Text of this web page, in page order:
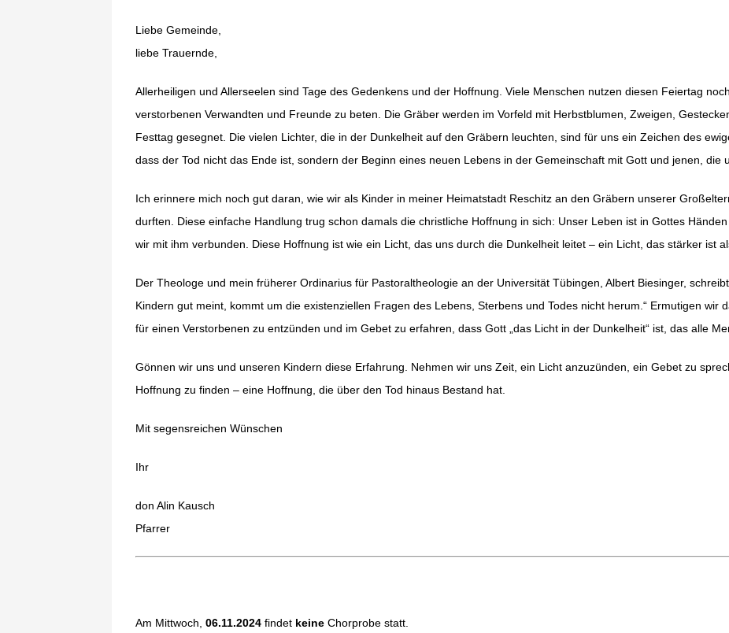
Liebe Gemeinde,
liebe Trauernde,
Allerheiligen und Allerseelen sind Tage des Gedenkens und der Hoffnung. Viele Menschen nutzen diesen Feiertag
verstorbenen Verwandten und Freunde zu beten. Die Gräber werden im Vorfeld mit Herbstblumen, Zweigen,
Festtag gesegnet. Die vielen Lichter, die in der Dunkelheit auf den Gräbern leuchten, sind für uns ein Zeichen des
dass der Tod nicht das Ende ist, sondern der Beginn eines neuen Lebens in der Gemeinschaft mit Gott und jenen, die
Ich erinnere mich noch gut daran, wie wir als Kinder in meiner Heimatstadt Reschitz an den Gräbern unserer
durften. Diese einfache Handlung trug schon damals die christliche Hoffnung in sich: Unser Leben ist in Gottes
wir mit ihm verbunden. Diese Hoffnung ist wie ein Licht, das uns durch die Dunkelheit leitet – ein Licht, das stärker ist
Der Theologe und mein früherer Ordinarius für Pastoraltheologie an der Universität Tübingen, Albert Biesinger,
Kindern gut meint, kommt um die existenziellen Fragen des Lebens, Sterbens und Todes nicht herum.“ Ermutigen wir
für einen Verstorbenen zu entzünden und im Gebet zu erfahren, dass Gott „das Licht in der Dunkelheit“ ist, das alle
Gönnen wir uns und unseren Kindern diese Erfahrung. Nehmen wir uns Zeit, ein Licht anzuzünden, ein Gebet zu
Hoffnung zu finden – eine Hoffnung, die über den Tod hinaus Bestand hat.
Mit segensreichen Wünschen
Ihr
don Alin Kausch
Pfarrer
Am Mittwoch, 06.11.2024 findet keine Chorprobe statt.